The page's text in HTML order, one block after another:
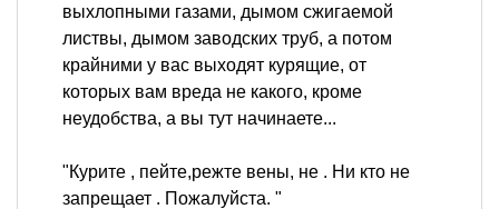
выхлопными газами, дымом сжигаемой
листвы, дымом заводских труб, а потом
крайними у вас выходят курящие, от
которых вам вреда не какого, кроме
неудобства, а вы тут начинаете...
"Курите , пейте,режте вены, не . Ни кто не
запрещает . Пожалуйста. "